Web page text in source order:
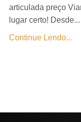
articulada preço
lugar certo! Desde...
Continue Lendo...